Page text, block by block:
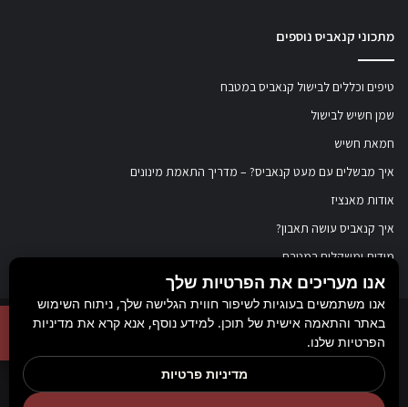
מתכוני קנאביס נוספים
טיפים וכללים לבישול קנאביס במטבח
שמן חשיש לבישול
חמאת חשיש
איך מבשלים עם מעט קנאביס? – מדריך התאמת מינונים
אודות מאנציז
איך קנאביס עושה תאבון?
מידות ומשקלים במטבח
© כל הזכויות שמורות למאנציז
, 2017-2026. אין במידע באתר זה תחליף להוועצות עם
רופא או רוקח בטרם רכישת תכשיר והתחלת הטיפול בו. יש לעיין בעלון לצרכן לפני
השימוש בתכשיר. מומלץ להתייעץ עם הרוקח בכל הנוגע למטרות ואופן השימוש,
אנו מעריכים את הפרטיות שלך
אנו משתמשים בעוגיות לשיפור חווית הגלישה שלך, ניתוח השימוש
באתר והתאמה אישית של תוכן. למידע נוסף, אנא קרא את מדיניות
הפרטיות שלנו.
מדיניות פרטיות